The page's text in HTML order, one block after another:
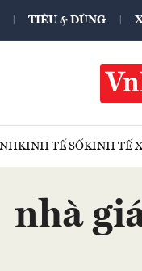
TIÊU & DÙNG
KINH TẾ SỐKINH TẾ
nhà